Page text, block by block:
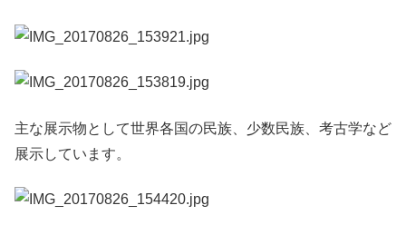
主な展示物として世界各国の民族、少数民族、考古学など
展示しています。